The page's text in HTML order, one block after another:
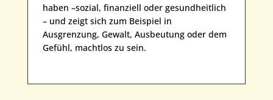
haben –sozial, finanziell oder gesundheitlich
– und zeigt sich zum Beispiel in
Ausgrenzung, Gewalt, Ausbeutung oder dem
Gefühl, machtlos zu sein.